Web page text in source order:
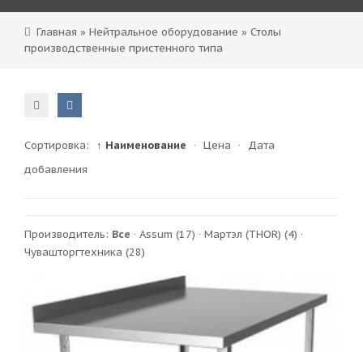
Главная » Нейтральное оборудование » Столы
производственные пристенного типа
Сортировка: ↑ Наименование · Цена ·
Дата
добавления
Производитель: Все · Assum (17) · Мартэл (THOR) (4) ·
Чувашторгтехника (28)